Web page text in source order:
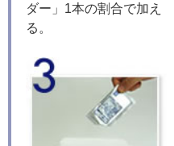
ダー」1本の割合で加え
る。